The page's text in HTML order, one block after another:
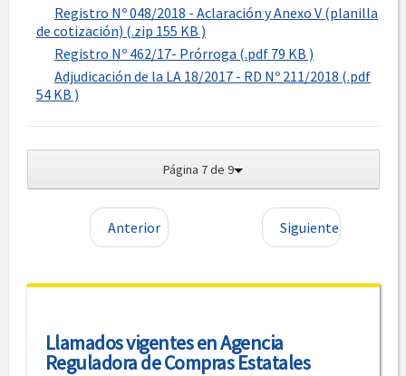
Registro Nº 048/2018 - Aclaración y Anexo V (planilla
de cotización) (.zip 155 KB )
Registro Nº 462/17- Prórroga (.pdf 79 KB )
Adjudicación de la LA 18/2017 - RD Nº 211/2018 (.pdf
54 KB )
Página 7 de 9
Anterior Siguiente
Llamados vigentes en Agencia
Reguladora de Compras Estatales